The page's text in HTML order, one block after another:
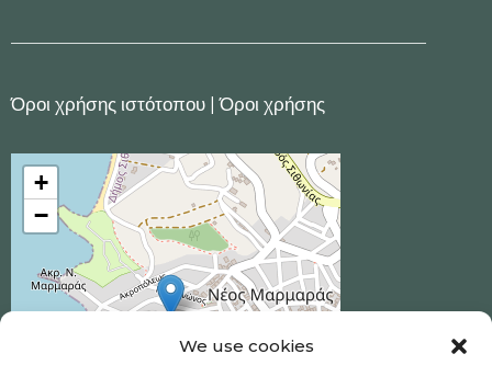
We use cookies
Όροι χρήσης ιστότοπου |Όροι χρήσης
+
−